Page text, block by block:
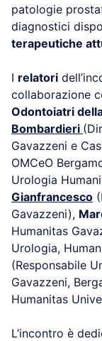
patologie
diagnostici
terapeutiche
I relatori
collaborazione
Odontoiatri
Bombardieri
Gavazzeni e
OMCeO
Urologia
Gianfrancesco
Gavazzeni),
Humanitas
Urologia,
(Responsabile
Gavazzeni,
Humanitas
L’incontro è